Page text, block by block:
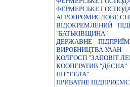
ФЕРМЕРСЬКЕ
АГРОПРОМИСЛОВЕ
ВІДОКРЕМЛЕНИЙ
"БАТЬКІВЩИНА"
ДЕРЖАВНЕ
ВИРОБНИЦТВА УААН
КОЛГОСП "ЗАПОВIТ
КООПЕРАТИВ "ДЕСНА"
ПП "ГЕЛА"
ПРИВАТНЕ